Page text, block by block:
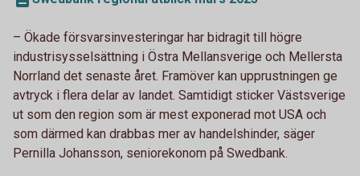
– Ökade försvarsinvesteringar har bidragit till högre
industrisysselsättning i Östra Mellansverige och Mellersta
Norrland det senaste året. Framöver kan upprustningen ge
avtryck i flera delar av landet. Samtidigt sticker Västsverige
ut som den region som är mest exponerad mot USA och
som därmed kan drabbas mer av handelshinder, säger
Pernilla Johansson, seniorekonom på Swedbank.